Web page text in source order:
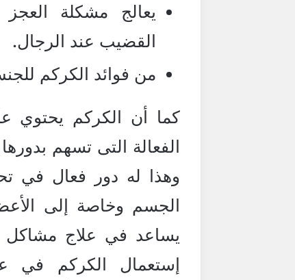
يعالج مشكلة
القضيب عند الرجال.
من فوائد الكركم
كما أن الكركم يحتوي
الفعالة التى تسهم
وهذا له دور فعال في
الجسم وخاصة إلى
يساعد في علاج مشاكل
إستعمال الكركم في